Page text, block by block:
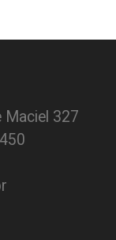
Maciel 327